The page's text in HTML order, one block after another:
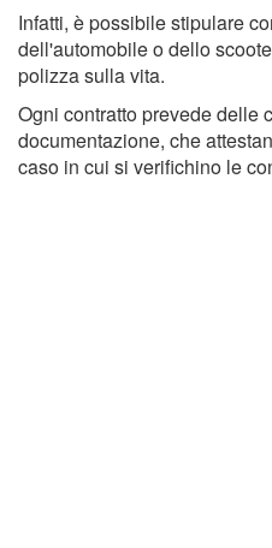
Infatti, è possibile stipulare
dell'automobile o dello
polizza sulla vita.
Ogni contratto prevede delle
documentazione, che
caso in cui si verifichino le